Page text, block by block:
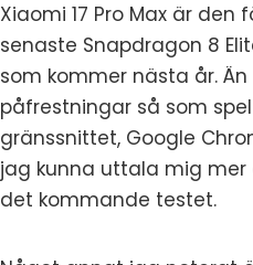
Xiaomi 17 Pro Max är
senaste Snapdragon 8
som kommer nästa år.
påfrestningar så som
gränssnittet, Google
jag kunna uttala mig
det kommande testet.